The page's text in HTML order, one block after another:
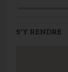
S'Y RENDRE